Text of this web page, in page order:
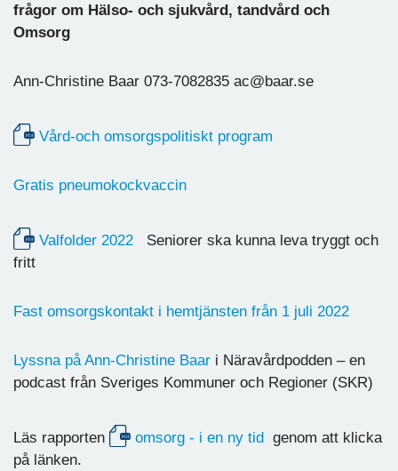
frågor om Hälso- och sjukvård, tandvård och
Omsorg
Ann-Christine Baar 073-7082835 ac@baar.se
Vård-och omsorgspolitiskt program
Gratis pneumokockvaccin
Valfolder 2022 Seniorer ska kunna leva tryggt och
fritt
Fast omsorgskontakt i hemtjänsten från 1 juli 2022
Lyssna på Ann-Christine Baar i Näravårdpodden – en
podcast från Sveriges Kommuner och Regioner (SKR)
Läs rapporten omsorg - i en ny tid genom att klicka
på länken.